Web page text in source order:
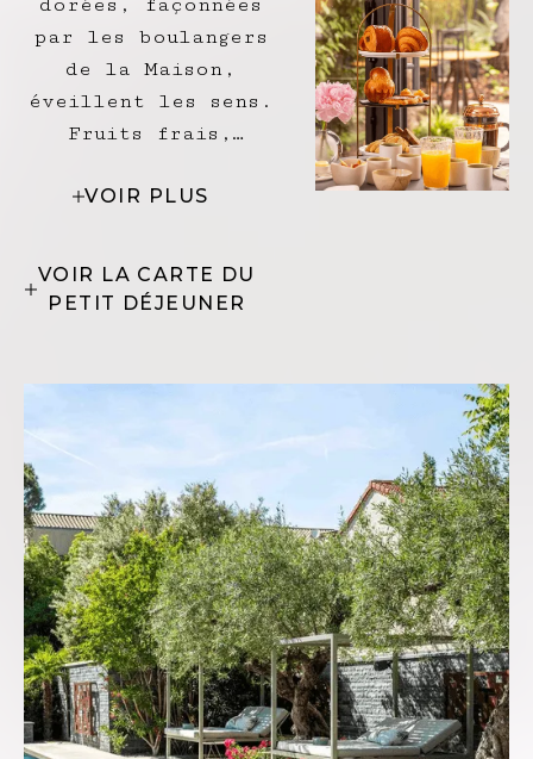
dorées, façonnées
par les boulangers
de la Maison,
éveillent les sens.
Fruits frais,
boissons délicates
généreuse et
raffinée où chaque
VOIR PLUS
VOIR LA CARTE DU
PETIT DÉJEUNER